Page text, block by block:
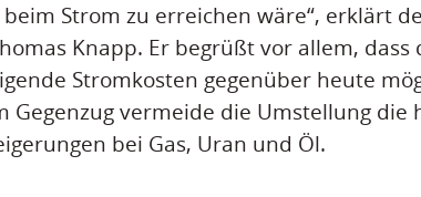
Strom zu erreichen wäre“, erklärt
Knapp. Er begrüßt vor allem, dass
Stromkosten gegenüber heute
Gegenzug vermeide die Umstellung die
bei Gas, Uran und Öl.